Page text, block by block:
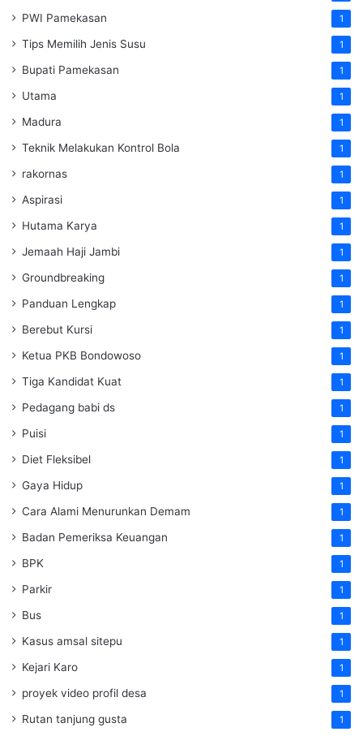
PWI Pamekasan 1
Tips Memilih Jenis Susu 1
Bupati Pamekasan 1
Utama 1
Madura 1
Teknik Melakukan Kontrol Bola 1
rakornas 1
Aspirasi 1
Hutama Karya 1
Jemaah Haji Jambi 1
Groundbreaking 1
Panduan Lengkap 1
Berebut Kursi 1
Ketua PKB Bondowoso 1
Tiga Kandidat Kuat 1
Pedagang babi ds 1
Puisi 1
Diet Fleksibel 1
Gaya Hidup 1
Cara Alami Menurunkan Demam 1
Badan Pemeriksa Keuangan 1
BPK 1
Parkir 1
Bus 1
Kasus amsal sitepu 1
Kejari Karo 1
proyek video profil desa 1
Rutan tanjung gusta 1